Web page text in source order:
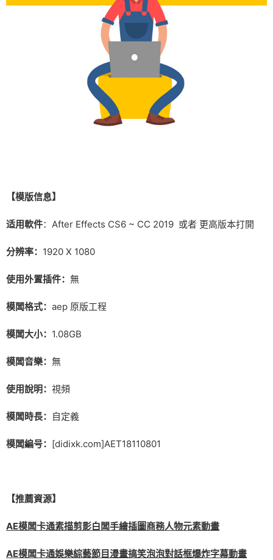
【模版信息】
适用軟件：After Effects CS6 ~ CC 2019 或者 更高版本打開
分辨率： 1920 X 1080
使用外置插件： 無
模闆格式： aep 原版工程
模闆大小： 1.08GB
模闆音樂： 無
使用說明： 視頻
模闆時長： 自定義
模闆編号： [didixk.com]AET18110801
【推薦資源】
AE模闆卡通素描剪影白闆手繪插圖商務人物元素動畫
AE模闆卡通娛樂綜藝節目漫畫搞笑泡泡對話框爆炸字幕動畫